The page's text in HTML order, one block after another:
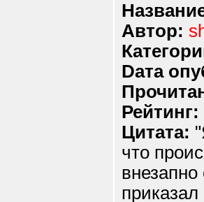
Автор:
Dата
Рейтинг:
Цитата:
что